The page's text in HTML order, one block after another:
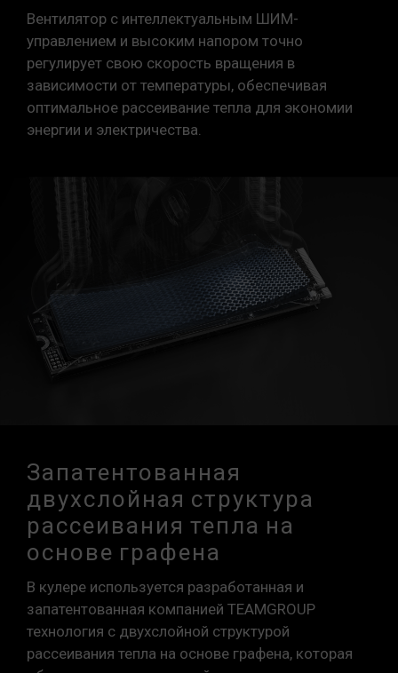
Вентилятор с интеллектуальным ШИМ-
управлением и высоким напором точно
регулирует свою скорость вращения в
зависимости от температуры, обеспечивая
оптимальное рассеивание тепла для экономии
энергии и электричества.
Запатентованная
двухслойная структура
рассеивания тепла на
основе графена
В кулере используется разработанная и
запатентованная компанией TEAMGROUP
технология с двухслойной структурой
рассеивания тепла на основе графена, которая